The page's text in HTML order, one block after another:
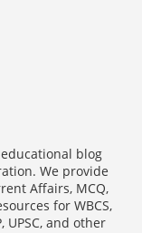
blog
We provide
Affairs, MCQ,
for WBCS,
UPSC, and other